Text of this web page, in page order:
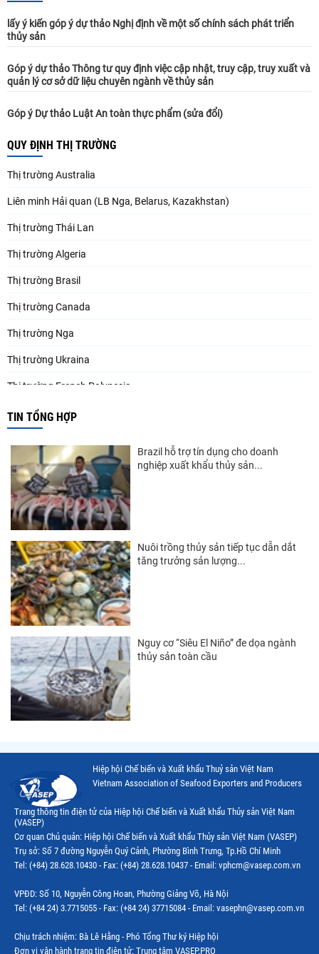
lấy ý kiến góp ý dự thảo Nghị định về một số chính sách phát triển
thủy sản
Góp ý dự thảo Thông tư quy định việc cập nhật, truy cập, truy xuất và
quản lý cơ sở dữ liệu chuyên ngành về thủy sản
Góp ý Dự thảo Luật An toàn thực phẩm (sửa đổi)
QUY ĐỊNH THỊ TRƯỜNG
Thị trường Australia
Liên minh Hải quan (LB Nga, Belarus, Kazakhstan)
Thị trường Thái Lan
Thị trường Algeria
Thị trường Brasil
Thị trường Canada
Thị trường Nga
Thị trường Ukraina
Thị trường French Polynesia
Thị trường Trung Quốc
Thị trường New Zealand
Thị trường Đài Loan
Thị trường Hàn Quốc
Thị trường Mỹ
Thị trường EU
Thị trường Nhật Bản
Thị trường Việt Nam
TIN TỔNG HỢP
Brazil hỗ trợ tín dụng cho doanh
nghiệp xuất khẩu thủy sản...
Nuôi trồng thủy sản tiếp tục dẫn dắt
tăng trưởng sản lượng...
Nguy cơ “Siêu El Niño” đe dọa ngành
thủy sản toàn cầu
Hiệp hội Chế biến và Xuất khẩu Thuỷ sản Việt Nam
Vietnam Association of Seafood Exporters and Producers
Trang thông tin điện tử của Hiệp hội Chế biến và Xuất khẩu Thủy sản Việt Nam
(VASEP)
Cơ quan Chủ quản: Hiệp hội Chế biến và Xuất khẩu Thủy sản Việt Nam (VASEP)
Trụ sở: Số 7 đường Nguyễn Quý Cảnh, Phường Bình Trưng, Tp.Hồ Chí Minh
Tel: (+84) 28.628.10430 - Fax: (+84) 28.628.10437 - Email: vphcm@vasep.com.vn
VPĐD: Số 10, Nguyễn Công Hoan, Phường Giảng Võ, Hà Nội
Tel: (+84 24) 3.7715055 - Fax: (+84 24) 37715084 - Email: vasephn@vasep.com.vn
Chịu trách nhiệm: Bà Lê Hằng - Phó Tổng Thư ký Hiệp hội
Đơn vị vận hành trang tin điện tử: Trung tâm VASEP.PRO